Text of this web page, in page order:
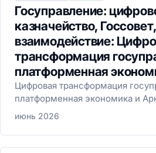
Госуправление:
казначейство,
взаимодействие:
трансформация
платформенная
Цифровая трансформация
платформенная экономика и
июнь 2026